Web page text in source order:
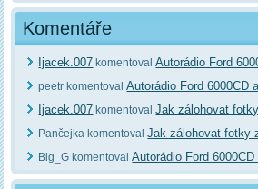
Komentáře
Ijacek.007 komentovalAutorádio Ford
peetr komentovalAutorádio Ford 6000CD
Ijacek.007 komentovalJak zálohovat
Pančejka komentovalJak zálohovat fotky
Big_G komentovalAutorádio Ford